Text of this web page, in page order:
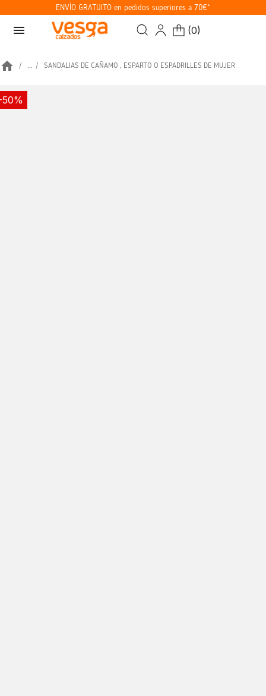
ENVÍO GRATUITO en pedidos superiores a 70€*
menu (0)
home ... SANDALIAS DE CAÑAMO , ESPARTO O ESPADRILLES DE MUJER